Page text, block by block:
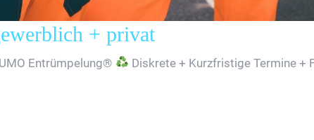
+ privat
Entrümpelung® Diskrete + Kurzfristige Termine +